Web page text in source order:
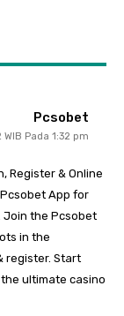
Pcsobet
Pada 1:32 pm
Register & Online
App for
Join the Pcsobet
in the
register. Start
ultimate casino